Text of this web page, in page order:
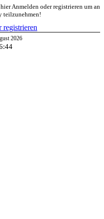
Anmelden oder registrieren um an
teilzunehmen!
registrieren
2026